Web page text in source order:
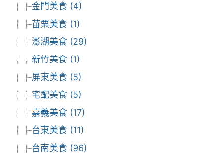
金門美食 (4)
苗栗美食 (1)
澎湖美食 (29)
新竹美食 (1)
屏東美食 (5)
宅配美食 (5)
嘉義美食 (17)
台東美食 (11)
台南美食 (96)